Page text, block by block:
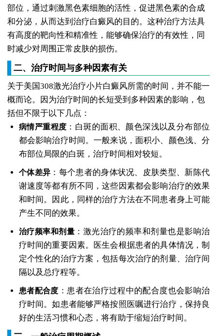
部位，通过刺激黑色素细胞的活性，促进黑色素的合成
和分泌，从而达到治疗白癜风的目的。这种治疗方法具
有高度的靶向性和精准性，能够确保治疗的有效性，同
时减少对周围正常皮肤的损伤。
二、治疗时间与多种因素有关
关于美国308激光治疗小片白癜风所需的时间，并不能一
概而论。因为治疗时间的长短受到多种因素的影响，包
括但不限于以下几点：
病情严重程度 ：白斑的面积、颜色深浅以及分布部位
都会影响治疗时间。一般来说，面积小、颜色浅、分
布部位局限的白斑，治疗时间相对较短。
个体差异 ：每个患者的身体状况、皮肤类型、新陈代
谢速度等都有所不同，这些因素都会影响治疗的效果
和时间。因此，同样的治疗方法在不同患者身上可能
产生不同的效果。
治疗频率和剂量 ：激光治疗的频率和剂量也是影响治
疗时间的重要因素。医生会根据患者的具体情况，制
定个性化的治疗方案，包括每次治疗的剂量、治疗间
隔以及总疗程等。
患者配合度 ：患者在治疗过程中的配合度也会影响治
疗时间。如患者能够严格按照医嘱进行治疗，保持良
好的生活习惯和心态，将有助于缩短治疗时间。